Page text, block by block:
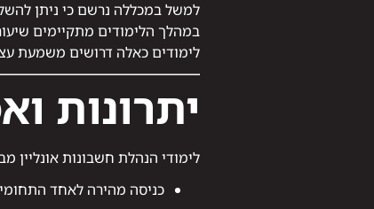
למשל במכללה נרשם כי ניתן
במהלך הלימודים מתקיימים
לימודים כאלה דרושים משמעת
יתרונות
לימודי הנהלת חשבונות אונליין
כניסה מהירה לאחד